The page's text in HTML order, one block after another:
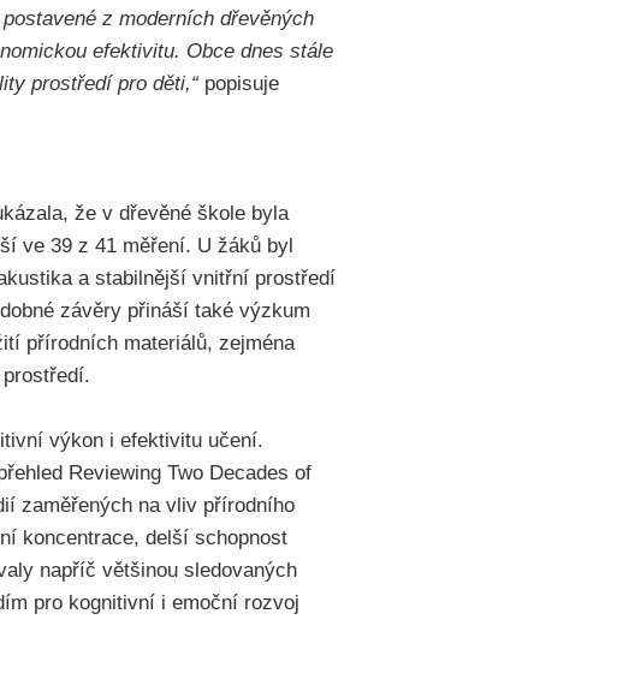
z moderních dřevěných
efektivitu. Obce dnes stále
prostředí pro děti,“ popisuje
že v dřevěné škole byla
ve 39 z 41 měření. U žáků byl
a stabilnější vnitřní prostředí
závěry přináší také výzkum
přírodních materiálů, zejména
výkon i efektivitu učení.
Reviewing Two Decades of
zaměřených na vliv přírodního
koncentrace, delší schopnost
napříč většinou sledovaných
pro kognitivní i emoční rozvoj